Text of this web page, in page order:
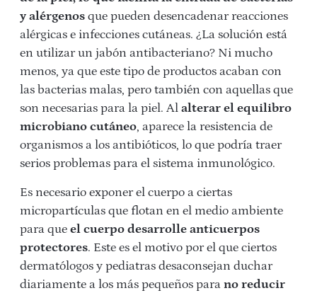
y alérgenos que pueden desencadenar reacciones
alérgicas e infecciones cutáneas. ¿La solución está
en utilizar un jabón antibacteriano? Ni mucho
menos, ya que este tipo de productos acaban con
las bacterias malas, pero también con aquellas que
son necesarias para la piel. Al alterar el equilibro
microbiano cutáneo, aparece la resistencia de
organismos a los antibióticos, lo que podría traer
serios problemas para el sistema inmunológico.
Es necesario exponer el cuerpo a ciertas
micropartículas que flotan en el medio ambiente
para que el cuerpo desarrolle anticuerpos
protectores. Este es el motivo por el que ciertos
dermatólogos y pediatras desaconsejan duchar
diariamente a los más pequeños para no reducir